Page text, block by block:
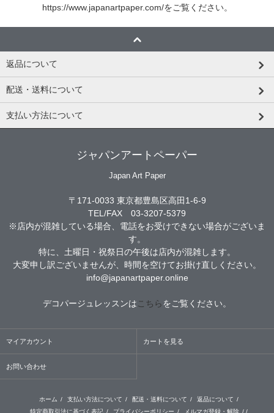
https://www.japanartpaper.com/をご覧ください。
返品について
配送・送料について
支払い方法について
ジャパンアートペーパー
Japan Art Paper
〒171-0033 東京都豊島区高田1-6-9
TEL/FAX 03-3207-5379
※店内が混雑している場合、電話をお受けできない場合がございま
す。
特に、土曜日・祝祭日の午後は店内が混雑します。
大変申し訳ございませんが、時間を空けてお掛け直しください。
info@japanartpaper.online
デコパージュレッスンは こちらをご覧ください。
マイアカウント カートを見る
お問い合わせ
ホーム / 支払い方法について / 配送・送料について / 返品について /
特定商取引法に基づく表記 / プライバシーポリシー / メルマガ登録・解除 / /